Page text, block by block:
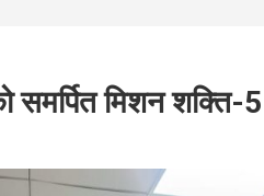
समर्पित मिशन